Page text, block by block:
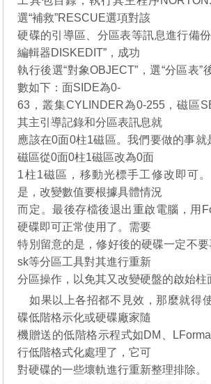
選“補救”RESCUE選項對該
硬碟的引導區、分區表等訊息進行備
編輯器DISKEDIT”，成功
執行後選“對象OBJECT”，選“分區表”
數如下：面SIDE為0-
63，叢集CYLINDER為0-255，磁區
其主引導記錄和分區表訊息就
應該在0面0柱1磁區。我們要做的事就
磁區從0面0柱1磁區改為0面
1柱1磁區，移動光標手工修改即可
是，改變數值要根據具體情況
而定。最後存檔後退出重啟電腦，用
硬碟即可正常使用了。需要
特別留意的是，修好後的硬碟一定不
sk等分區工具對其進行重新
分區操作，以免其又改變硬盤的啟始柱
如果以上各招都不見效，那麼就得
碟低階格示化或硬碟廠家隨
機贈送的低階格示程式如DM、
行低階格式化處理了，它可
對硬碟的一些壞軌進行重新整理排除。